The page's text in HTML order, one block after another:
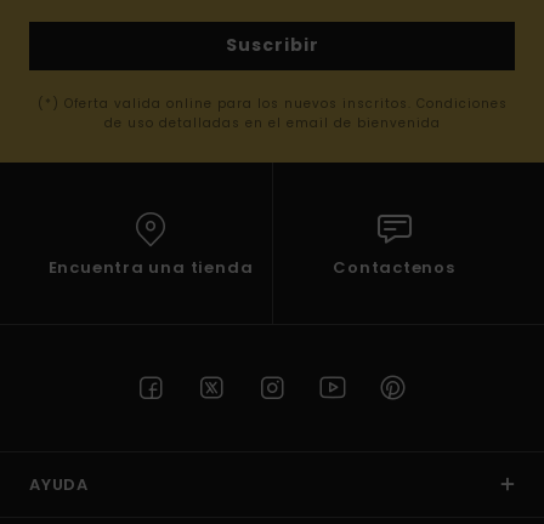
Suscribir
(*) Oferta valida online para los nuevos inscritos. Condiciones
de uso detalladas en el email de bienvenida
Encuentra una tienda Contactenos
AYUDA